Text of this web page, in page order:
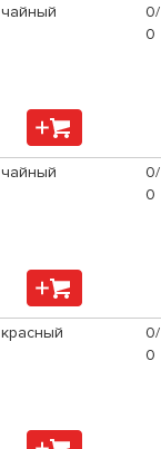
чайный
0/
0
чайный
0/
0
красный
0/
0